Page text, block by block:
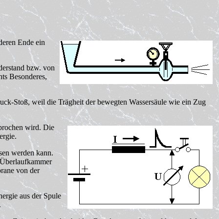
Ende ein
bzw. von
Besonderes,
Stoß, weil die Trägheit der bewegten Wassersäule wie ein Zug
wird. Die
werden kann.
von der
aus der Spule